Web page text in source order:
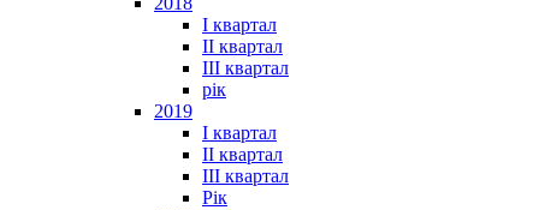
I квартал
II квартал
III квартал
рік
2019
I квартал
II квартал
III квартал
Рік